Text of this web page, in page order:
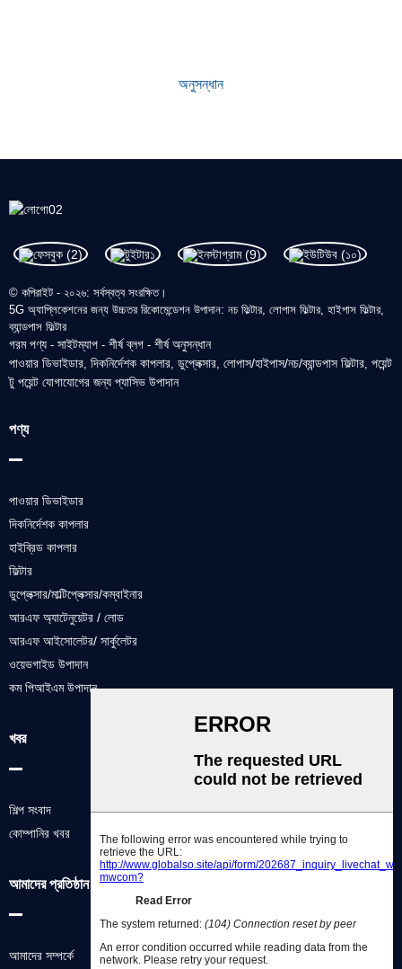
অনুসন্ধান
© কপিরাইট - ২০২৬: সর্বস্বত্ব সংরক্ষিত।
5G অ্যাপ্লিকেশনের জন্য উচ্চতর রিকোমেন্ডেশন উপাদান: নচ ফিল্টার, লোপাস ফিল্টার, হাইপাস ফিল্টার,
ব্যান্ডপাস ফিল্টার
গরম পণ্য -সাইটম্যাপ -শীর্ষ ব্লগ -শীর্ষ অনুসন্ধান
পাওয়ার ডিভাইডার,দিকনির্দেশক কাপলার,ডুপ্লেক্সার,লোপাস/হাইপাস/নচ/ব্যান্ডপাস ফিল্টার,পয়েন্ট
টু পয়েন্ট যোগাযোগের জন্য প্যাসিভ উপাদান
পণ্য
পাওয়ার ডিভাইডার
দিকনির্দেশক কাপলার
হাইব্রিড কাপলার
ফিল্টার
ডুপ্লেক্সার/মাল্টিপ্লেক্সার/কম্বাইনার
আরএফ অ্যাটেনুয়েটর / লোড
আরএফ আইসোলেটর/ সার্কুলেটর
ওয়েভগাইড উপাদান
কম পিআইএম উপাদান
খবর
শিল্প সংবাদ
কোম্পানির খবর
আমাদের প্রতিষ্ঠান
আমাদের সম্পর্কে